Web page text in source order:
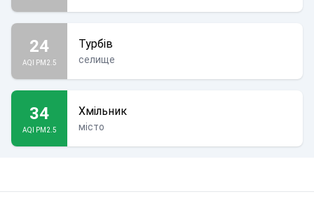
24
AQI PM2.5
Турбів
селище
34
AQI PM2.5
Хмільник
місто